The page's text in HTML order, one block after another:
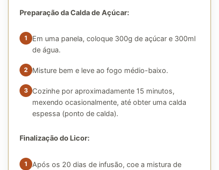
Preparação da Calda de Açúcar:
Em uma panela, coloque 300g de açúcar e 300ml
de água.
Misture bem e leve ao fogo médio-baixo.
Cozinhe por aproximadamente 15 minutos,
mexendo ocasionalmente, até obter uma calda
espessa (ponto de calda).
Finalização do Licor:
Após os 20 dias de infusão, coe a mistura de